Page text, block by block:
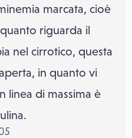
marcata, cioè
riguarda il
nel cirrotico, questa
in quanto vi
linea di massima è